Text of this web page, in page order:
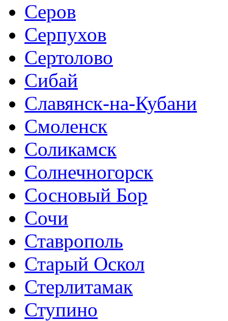
Серов
Серпухов
Сертолово
Сибай
Славянск-на-Кубани
Смоленск
Соликамск
Солнечногорск
Сосновый Бор
Сочи
Ставрополь
Старый Оскол
Стерлитамак
Ступино